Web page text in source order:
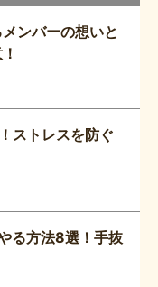
ンバーの想いと
ストレスを防ぐ
る方法8選！手抜